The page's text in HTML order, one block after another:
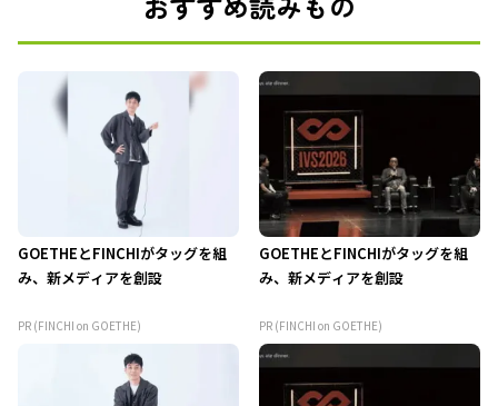
GOETHEとFINCHIがタッグを組
み、新メディアを創設
PR (FINCHI on GOETHE)
GOETHEとFINCHIがタッグを組
み、新メディアを創設
PR (FINCHI on GOETHE)